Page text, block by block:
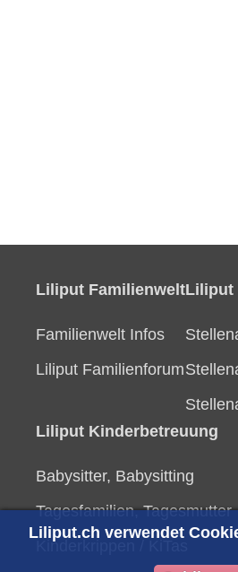
Liliput Familienwelt
Familienwelt Infos
Liliput Familienforum
Liliput
Liliput Kinderbetreuung
Babysitter, Babysitting
Tagesfamilien, Tagesmutter
Kinderkrippen / KiTas
Liliput.ch verwendet